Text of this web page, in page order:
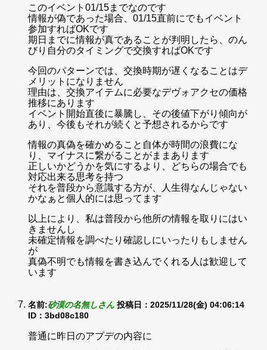
このイベント01/15までなのです
情報が偽であった場合、01/15直前にでもイベント
参加すればOKです
期日までに情報が真であることが判明したら、のん
びり自分のタイミングで交換すればOKです
今回のパターンでは、交換時期が遅くなることはデ
メリットになりません
理由は、交換アイテムに必要なデヴォアクセの価格
推移にあります
イベント開始直後に暴騰し、その後値下がり傾向が
あり、今後もそれが続くと予想されるからです
情報の真偽を確かめること自体が時間の浪費にな
り、マイナスに繋がることがままあります
正しいかどうかを気にするより、どちらの場合でも
対応出来る思考を持つ
それを普段から意識する方が、人生得なんじゃない
かなぁと個人的には思ってます
以上により、私は普段から他所の情報を取りにはい
きませんし
未確定情報を調べたり確認しにいったりもしません
が
真偽不明でも情報を書き込んでくれる人は歓迎して
います
名前:砂漠の名無しさん 投稿日：2025/11/28(金) 04:06:14
ID：3bd08c180
普通に昨日のアプデの内容に